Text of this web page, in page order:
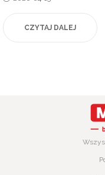
CZYTAJ DALEJ